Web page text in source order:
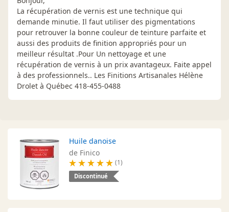
La récupération de vernis est une technique qui
demande minutie. Il faut utiliser des pigmentations
pour retrouver la bonne couleur de teinture parfaite et
aussi des produits de finition appropriés pour un
meilleur résultat .Pour Un nettoyage et une
récupération de vernis à un prix avantageux. Faite appel
à des professionnels.. Les Finitions Artisanales Hélène
Drolet à Québec 418-455-0488
Huile danoise
de Finico
(1)
Discontinué